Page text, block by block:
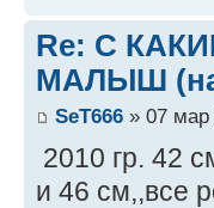
Re: С
МАЛЫШ (на
SeT666 » 07 мар
2010 гр. 42
и 46 см,,все